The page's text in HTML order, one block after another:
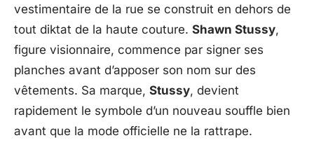
vestimentaire de la rue se construit en dehors de
tout diktat de la haute couture. Shawn Stussy,
figure visionnaire, commence par signer ses
planches avant d’apposer son nom sur des
vêtements. Sa marque, Stussy, devient
rapidement le symbole d’un nouveau souffle bien
avant que la mode officielle ne la rattrape.